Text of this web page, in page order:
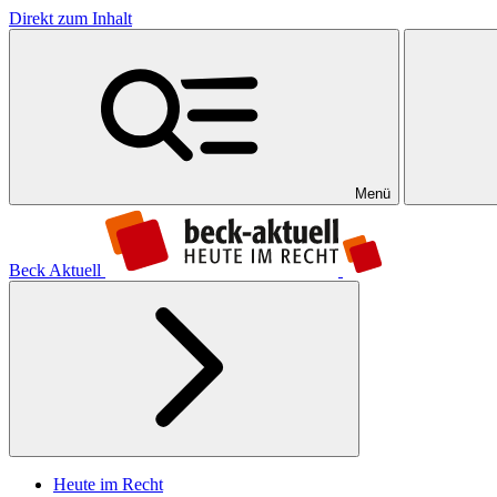
Direkt zum Inhalt
Menü
Beck Aktuell
Heute im Recht